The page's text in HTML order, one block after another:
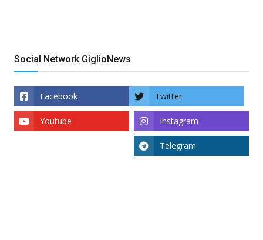
Social Network GiglioNews
Facebook Twitter
Instagram
Youtube
Telegram